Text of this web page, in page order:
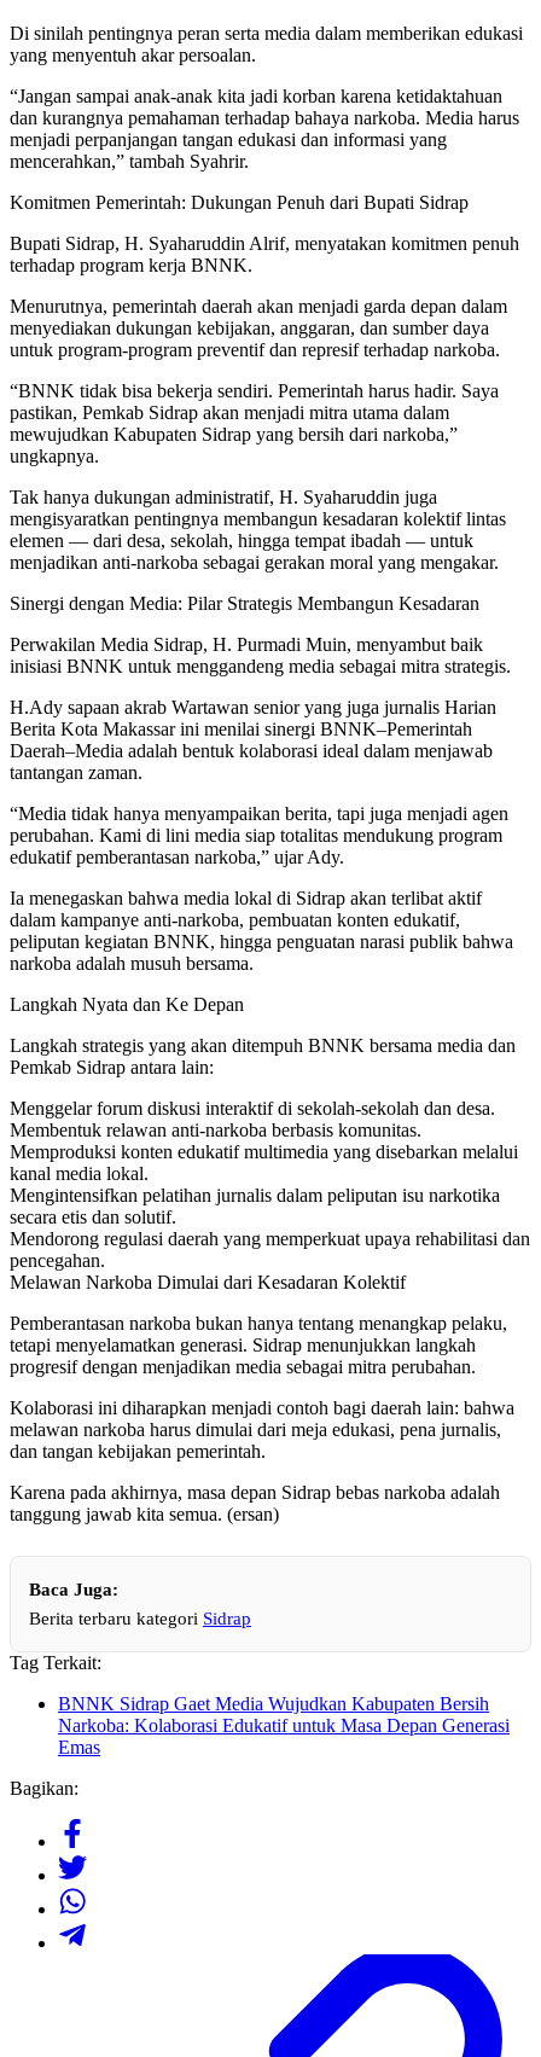
Di sinilah pentingnya peran serta media dalam memberikan edukasi
yang menyentuh akar persoalan.
“Jangan sampai anak-anak kita jadi korban karena ketidaktahuan
dan kurangnya pemahaman terhadap bahaya narkoba. Media harus
menjadi perpanjangan tangan edukasi dan informasi yang
mencerahkan,” tambah Syahrir.
Komitmen Pemerintah: Dukungan Penuh dari Bupati Sidrap
Bupati Sidrap, H. Syaharuddin Alrif, menyatakan komitmen penuh
terhadap program kerja BNNK.
Menurutnya, pemerintah daerah akan menjadi garda depan dalam
menyediakan dukungan kebijakan, anggaran, dan sumber daya
untuk program-program preventif dan represif terhadap narkoba.
“BNNK tidak bisa bekerja sendiri. Pemerintah harus hadir. Saya
pastikan, Pemkab Sidrap akan menjadi mitra utama dalam
mewujudkan Kabupaten Sidrap yang bersih dari narkoba,”
ungkapnya.
Tak hanya dukungan administratif, H. Syaharuddin juga
mengisyaratkan pentingnya membangun kesadaran kolektif lintas
elemen — dari desa, sekolah, hingga tempat ibadah — untuk
menjadikan anti-narkoba sebagai gerakan moral yang mengakar.
Sinergi dengan Media: Pilar Strategis Membangun Kesadaran
Perwakilan Media Sidrap, H. Purmadi Muin, menyambut baik
inisiasi BNNK untuk menggandeng media sebagai mitra strategis.
H.Ady sapaan akrab Wartawan senior yang juga jurnalis Harian
Berita Kota Makassar ini menilai sinergi BNNK–Pemerintah
Daerah–Media adalah bentuk kolaborasi ideal dalam menjawab
tantangan zaman.
“Media tidak hanya menyampaikan berita, tapi juga menjadi agen
perubahan. Kami di lini media siap totalitas mendukung program
edukatif pemberantasan narkoba,” ujar Ady.
Ia menegaskan bahwa media lokal di Sidrap akan terlibat aktif
dalam kampanye anti-narkoba, pembuatan konten edukatif,
peliputan kegiatan BNNK, hingga penguatan narasi publik bahwa
narkoba adalah musuh bersama.
Langkah Nyata dan Ke Depan
Langkah strategis yang akan ditempuh BNNK bersama media dan
Pemkab Sidrap antara lain:
Menggelar forum diskusi interaktif di sekolah-sekolah dan desa.
Membentuk relawan anti-narkoba berbasis komunitas.
Memproduksi konten edukatif multimedia yang disebarkan melalui
kanal media lokal.
Mengintensifkan pelatihan jurnalis dalam peliputan isu narkotika
secara etis dan solutif.
Mendorong regulasi daerah yang memperkuat upaya rehabilitasi dan
pencegahan.
Melawan Narkoba Dimulai dari Kesadaran Kolektif
Pemberantasan narkoba bukan hanya tentang menangkap pelaku,
tetapi menyelamatkan generasi. Sidrap menunjukkan langkah
progresif dengan menjadikan media sebagai mitra perubahan.
Kolaborasi ini diharapkan menjadi contoh bagi daerah lain: bahwa
melawan narkoba harus dimulai dari meja edukasi, pena jurnalis,
dan tangan kebijakan pemerintah.
Karena pada akhirnya, masa depan Sidrap bebas narkoba adalah
tanggung jawab kita semua. (ersan)
Baca Juga:
Berita terbaru kategori Sidrap
Tag Terkait:
BNNK Sidrap Gaet Media Wujudkan Kabupaten Bersih
Narkoba: Kolaborasi Edukatif untuk Masa Depan Generasi
Emas
Bagikan: